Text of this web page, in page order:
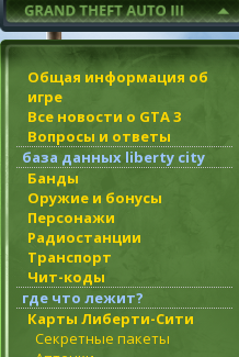
Общая информация об
игре
Все новости о GTA 3
Вопросы и ответы
база данных liberty city
Банды
Оружие и бонусы
Персонажи
Радиостанции
Транспорт
Чит-коды
где что лежит?
Карты Либерти-Сити
Секретные пакеты